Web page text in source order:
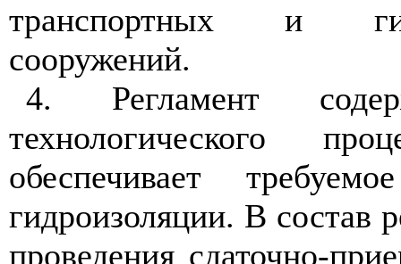
транспортных и
сооружений.
4. Регламент
технологического
обеспечивает
гидроизоляции. В состав
проведения сдаточно-